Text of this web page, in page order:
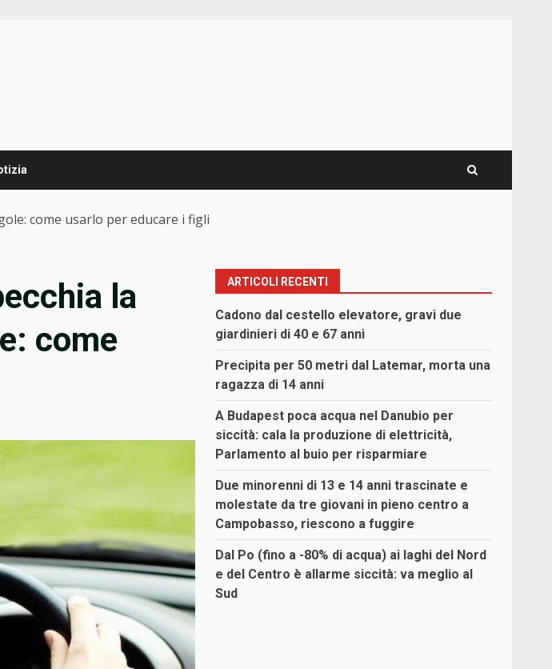
come usarlo per educare i figli
la
come
ARTICOLI RECENTI
Cadono dal cestello elevatore, gravi due
giardinieri di 40 e 67 anni
Precipita per 50 metri dal Latemar, morta una
ragazza di 14 anni
A Budapest poca acqua nel Danubio per
siccità: cala la produzione di elettricità,
Parlamento al buio per risparmiare
Due minorenni di 13 e 14 anni trascinate e
molestate da tre giovani in pieno centro a
Campobasso, riescono a fuggire
Dal Po (fino a -80% di acqua) ai laghi del Nord
e del Centro è allarme siccità: va meglio al
Sud